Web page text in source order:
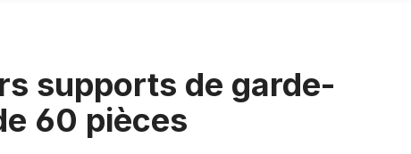
supports de garde-
60 pièces